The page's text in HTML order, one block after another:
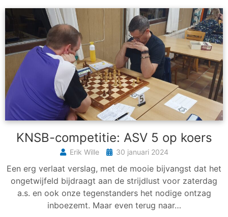
KNSB-competitie: ASV 5 op koers
Erik Wille 30 januari 2024
Een erg verlaat verslag, met de mooie bijvangst dat het
ongetwijfeld bijdraagt aan de strijdlust voor zaterdag
a.s. en ook onze tegenstanders het nodige ontzag
inboezemt. Maar even terug naar…